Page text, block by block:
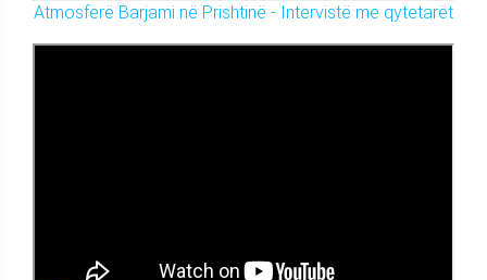
Atmosferë Barjami në Prishtinë - Intervistë me qytetarët